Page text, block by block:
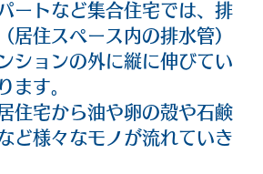
ートなど集合住宅では、排
居住スペース内の排水管）
ションの外に縦に伸びてい
ます。
住宅から油や卵の殻や石鹸
ど様々なモノが流れていき